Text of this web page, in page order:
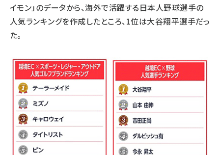
イモン」のデータから、海外で活躍する日本人野球選手の
人気ランキングを作成したところ、1位は大谷翔平選手だっ
た。